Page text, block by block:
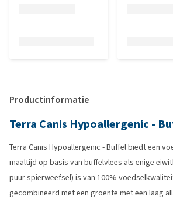
Productinformatie
Terra Canis Hypoallergenic -
Terra Canis Hypoallergenic - Buffel biedt een
maaltijd op basis van buffelvlees als enige
puur spierweefsel) is van 100%
gecombineerd met een groente met een laag